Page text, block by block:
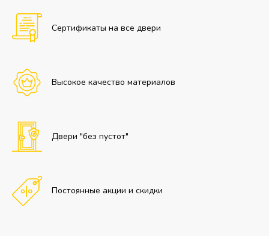
Сертификаты на все двери
Высокое качество материалов
Двери "без пустот"
Постоянные акции и скидки